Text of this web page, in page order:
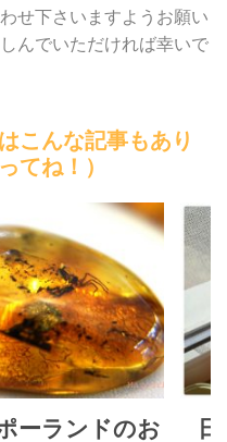
せ下さいますようお願い
んでいただければ幸いで
こんな記事もあり
てね！）
ーランドのお